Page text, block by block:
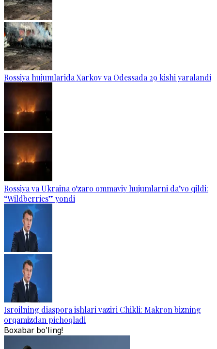
Rossiya hujumlarida Xarkov va Odessada 29 kishi yaralandi
Rossiya va Ukraina o‘zaro ommaviy hujumlarni da’vo qildi:
“Wildberries” yondi
Isroilning diaspora ishlari vaziri Chikli: Makron bizning
orqamizdan pichoqladi
Boxabar bo'ling!